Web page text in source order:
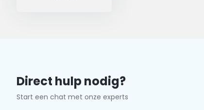
Direct hulp nodig?
Start een chat met onze experts